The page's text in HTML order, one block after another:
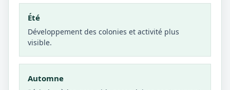
Été
Développement des colonies et activité plus
visible.
Automne